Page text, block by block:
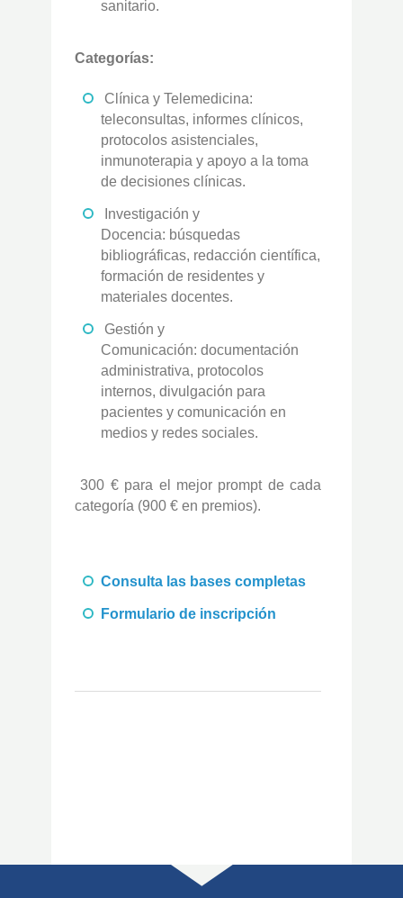
sanitario.
Categorías:
Clínica y Telemedicina:
teleconsultas, informes clínicos,
protocolos asistenciales,
inmunoterapia y apoyo a la toma
de decisiones clínicas.
Investigación y
Docencia: búsquedas
bibliográficas, redacción científica,
formación de residentes y
materiales docentes.
Gestión y
Comunicación: documentación
administrativa, protocolos
internos, divulgación para
pacientes y comunicación en
medios y redes sociales.
300 € para el mejor prompt de cada
categoría (900 € en premios).
Consulta las bases completas
Formulario de inscripción